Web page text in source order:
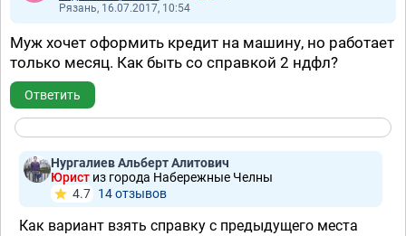
Рязань, 16.07.2017, 10:54
Муж хочет оформить кредит на машину, но работает
только месяц. Как быть со справкой 2 ндфл?
Ответить
Нургалиев Альберт Алитович
Юрист из города Набережные Челны
4.7 14 отзывов
Как вариант взять справку с предыдущего места